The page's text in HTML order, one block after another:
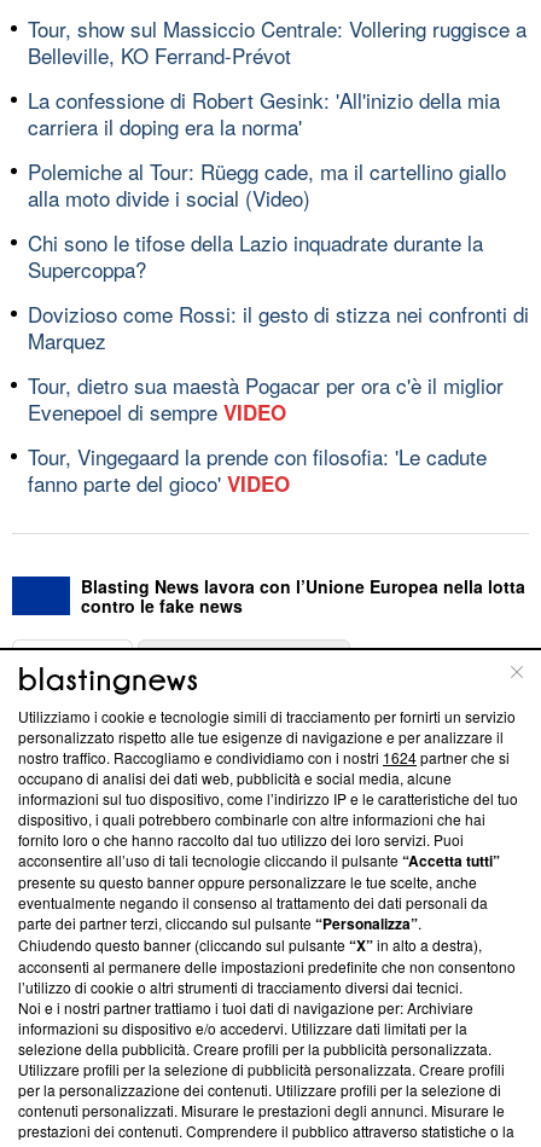
Tour, show sul Massiccio Centrale: Vollering ruggisce a
Belleville, KO Ferrand-Prévot
La confessione di Robert Gesink: 'All'inizio della mia
carriera il doping era la norma'
Polemiche al Tour: Rüegg cade, ma il cartellino giallo
alla moto divide i social (Video)
Chi sono le tifose della Lazio inquadrate durante la
Supercoppa?
Dovizioso come Rossi: il gesto di stizza nei confronti di
Marquez
Tour, dietro sua maestà Pogacar per ora c'è il miglior
Evenepoel di sempre VIDEO
Tour, Vingegaard la prende con filosofia: 'Le cadute
fanno parte del gioco' VIDEO
Blasting News lavora con l’Unione Europea nella lotta
contro le fake news
ABOUT
Questa sezione offre informazioni trasparenti su Blasting
News, sui nostri processi editoriali e su come ci impegniamo a
creare news di qualità. Inoltre, afferma la nostra aderenza a
‘Trust Project - News with Integrity’Blasting News non è
ancora membro del programma, ma ha richiesto di farne
parte; Trust Project non ha ancora effettuato una verifica di
conformità agli standard.
Su di noi
Team editoriale
Corporate
Redazione
Informativa Privacy
Cookie Policy
Utilizziamo i cookie e tecnologie simili di tracciamento per fornirti un servizio
personalizzato rispetto alle tue esigenze di navigazione e per analizzare il
nostro traffico. Raccogliamo e condividiamo con i nostri 1624partner che si
occupano di analisi dei dati web, pubblicità e social media, alcune
informazioni sul tuo dispositivo, come l’indirizzo IP e le caratteristiche del tuo
dispositivo, i quali potrebbero combinarle con altre informazioni che hai
fornito loro o che hanno raccolto dal tuo utilizzo dei loro servizi. Puoi
acconsentire all’uso di tali tecnologie cliccando il pulsante“Accetta tutti”
presente su questo banner oppure personalizzare le tue scelte, anche
eventualmente negando il consenso al trattamento dei dati personali da
parte dei partner terzi, cliccando sul pulsante“Personalizza”.
Chiudendo questo banner (cliccando sul pulsante“X”in alto a destra),
acconsenti al permanere delle impostazioni predefinite che non consentono
l’utilizzo di cookie o altri strumenti di tracciamento diversi dai tecnici.
Noi e i nostri partner trattiamo i tuoi dati di navigazione per: Archiviare
informazioni su dispositivo e/o accedervi. Utilizzare dati limitati per la
selezione della pubblicità. Creare profili per la pubblicità personalizzata.
Utilizzare profili per la selezione di pubblicità personalizzata. Creare profili
per la personalizzazione dei contenuti. Utilizzare profili per la selezione di
contenuti personalizzati. Misurare le prestazioni degli annunci. Misurare le
prestazioni dei contenuti. Comprendere il pubblico attraverso statistiche o la